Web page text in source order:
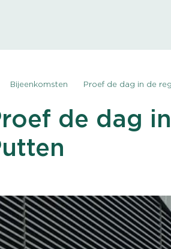
Bijeenkomsten Proef de dag in de
de dag